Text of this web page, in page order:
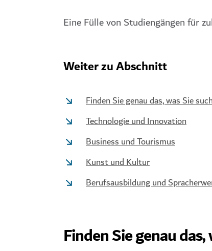
Eine Fülle von Studiengängen für
Weiter zu Abschnitt
Finden Sie genau das, was Sie
Technologie und Innovation
Business und Tourismus
Kunst und Kultur
Berufsausbildung und
Finden Sie genau